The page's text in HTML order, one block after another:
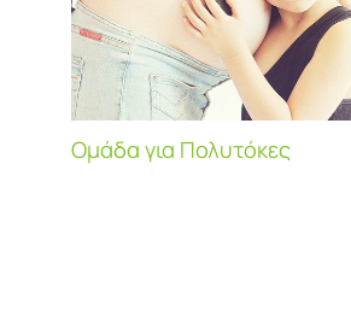
Ομάδα για Πολυτόκες